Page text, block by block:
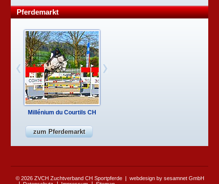
Pferdemarkt
Millénium du Courtils CH
zum Pferdemarkt
© 2026 ZVCH Zuchtverband CH Sportpferde
webdesign by sesamnet GmbH